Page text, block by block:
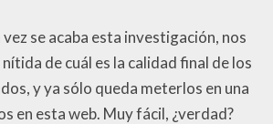
se acaba esta investigación, nos
de cuál es la calidad final de los
y ya sólo queda meterlos en una
en esta web. Muy fácil, ¿verdad?